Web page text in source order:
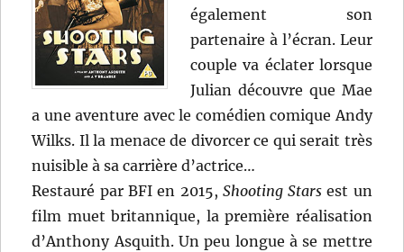
également son
partenaire à l’écran. Leur
couple va éclater lorsque
Julian découvre que Mae
a une aventure avec le comédien comique Andy
Wilks. Il la menace de divorcer ce qui serait très
nuisible à sa carrière d’actrice…
Restauré par BFI en 2015, Shooting Stars est un
film muet britannique, la première réalisation
d’Anthony Asquith. Un peu longue à se mettre